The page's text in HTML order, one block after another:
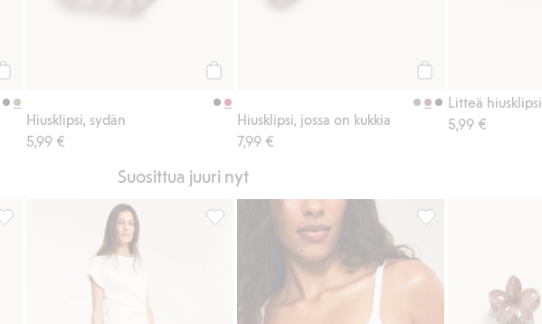
Hiusklipsi, sydän
5,99 €
Hiusklipsi, jossa on kukkia
7,99 €
Litteä hiusklipsi
5,99 €
Suosittua juuri nyt
2 kpl pakkaus äitiysrintaliivejä, Lisää suosikkeihinPaita solmusomisteella, Lisää suosikkeihin